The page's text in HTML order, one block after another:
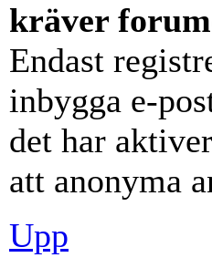
kräver
Endast
inbygga e-
det har
att anonyma
Upp